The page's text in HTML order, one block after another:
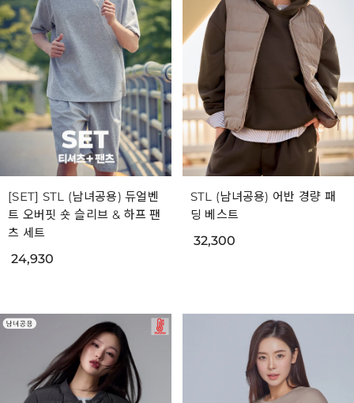
[SET] STL (남녀공용) 듀얼벤
트 오버핏 숏 슬리브 & 하프 팬
츠 세트
24,930
STL (남녀공용) 어반 경량 패
딩 베스트
32,300